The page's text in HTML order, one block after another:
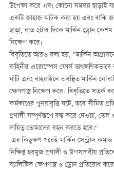
উপেক্ষা করে এবং কোনো সমন্বয় ছাড়াই
একটি জাহাজ আটক করা হয় এবং বাকি
ছাড়া, রাত ২টার দিকে মার্কিন ড্রোন কেশম
নিক্ষেপ করে।
বিবৃতিতে আরও বলা হয়, "মার্কিন
বাহিনীর এরোস্পেস ফোর্স তাৎক্ষণিকভাবে
ঘাঁটি এবং বাহরাইনে অবস্থিত মার্কিন
ক্ষেপণাস্ত্র নিক্ষেপ করে। বিবৃতিতে
কর্মকাণ্ডের পুনরাবৃত্তি ঘটে, তবে সীমিত
প্রণালী সম্পূর্ণরূপে বন্ধ করে দেওয়া, তেল
দায়িত্ব তোমাদের বহন করতে হবে।"
এর কিছুক্ষণ পরেই মার্কিন সেন্ট্রাল
নিক্ষিপ্ত হরমুজ প্রণালী ও উপসাগরীয়
ব্যালিস্টিক ক্ষেপণাস্ত্র ও ড্রোন প্রতিরোধ